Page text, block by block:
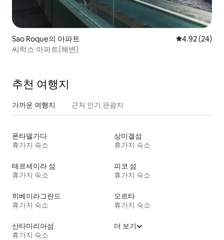
Sao Roque의 아파트 평점 4.92점(5
4.92 (24)
씨럭스 아파트(해변)
추천 여행지
가까운 여행지 근처 인기 관광지
폰타델가다
휴가지 숙소
상미겔섬
휴가지 숙소
테르세이라 섬
휴가지 숙소
피코 섬
휴가지 숙소
히베이라그란드
휴가지 숙소
오르타
휴가지 숙소
산타마리아섬
휴가지 숙소
더 보기